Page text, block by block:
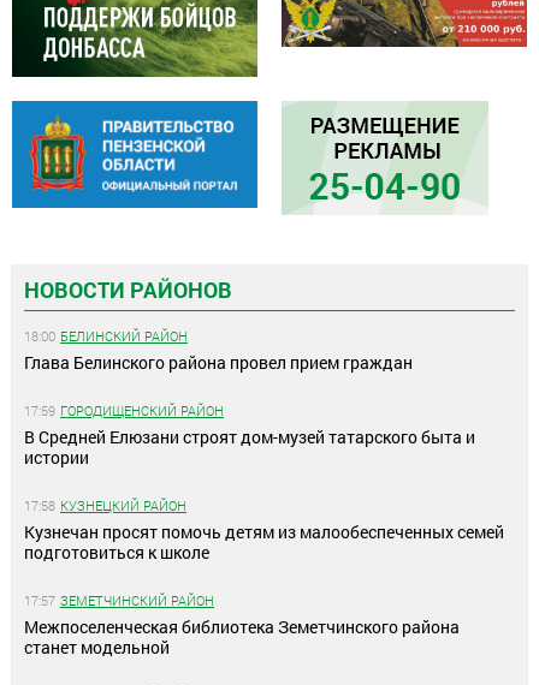
НОВОСТИ РАЙОНОВ
18:00 БЕЛИНСКИЙ РАЙОН
Глава Белинского района провел прием граждан
17:59 ГОРОДИЩЕНСКИЙ РАЙОН
В Средней Елюзани строят дом-музей татарского быта и
истории
17:58 КУЗНЕЦКИЙ РАЙОН
Кузнечан просят помочь детям из малообеспеченных семей
подготовиться к школе
17:57 ЗЕМЕТЧИНСКИЙ РАЙОН
Межпоселенческая библиотека Земетчинского района
станет модельной